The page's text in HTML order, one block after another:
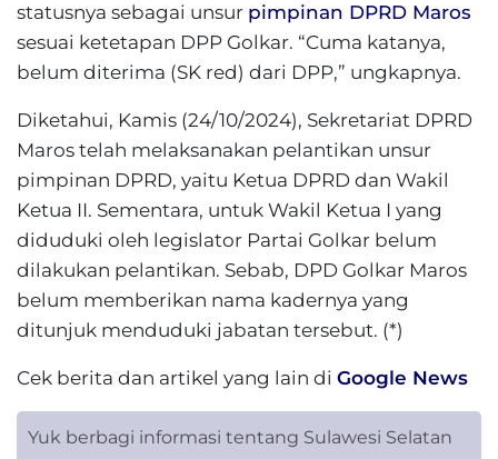
statusnya sebagai unsur pimpinan DPRD Maros
sesuai ketetapan DPP Golkar. “Cuma katanya,
belum diterima (SK red) dari DPP,” ungkapnya.
Diketahui, Kamis (24/10/2024), Sekretariat DPRD
Maros telah melaksanakan pelantikan unsur
pimpinan DPRD, yaitu Ketua DPRD dan Wakil
Ketua II. Sementara, untuk Wakil Ketua I yang
diduduki oleh legislator Partai Golkar belum
dilakukan pelantikan. Sebab, DPD Golkar Maros
belum memberikan nama kadernya yang
ditunjuk menduduki jabatan tersebut. (*)
Cek berita dan artikel yang lain di Google News
Yuk berbagi informasi tentang Sulawesi Selatan